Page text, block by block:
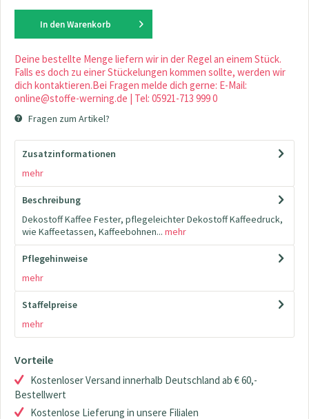
In den Warenkorb
Deine bestellte Menge liefern wir in der Regel an einem Stück.
Falls es doch zu einer Stückelungen kommen sollte, werden wir
dich kontaktieren.Bei Fragen melde dich gerne: E-Mail:
online@stoffe-werning.de | Tel: 05921-713 999 0
Fragen zum Artikel?
Zusatzinformationen
mehr
Beschreibung
Dekostoff Kaffee Fester, pflegeleichter Dekostoff Kaffeedruck,
wie Kaffeetassen, Kaffeebohnen... mehr
Pflegehinweise
mehr
Staffelpreise
mehr
Vorteile
Kostenloser Versand innerhalb Deutschland ab € 60,-
Bestellwert
Kostenlose Lieferung in unsere Filialen